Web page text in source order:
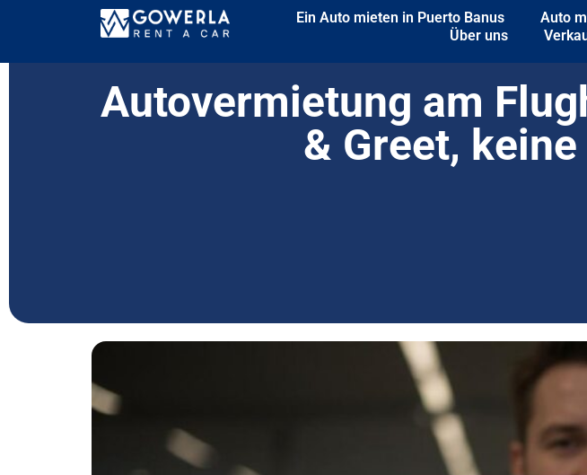
Ein Auto mieten in Puerto Banus Auto
Über uns
Autovermietung am
& Greet,